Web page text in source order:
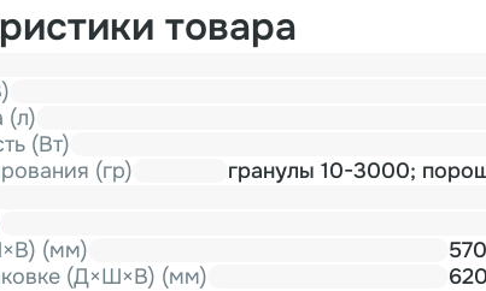
товара
(л)
(Вт)
(гр)
гранулы 10-3000;
(мм)
(Д×Ш×В) (мм)